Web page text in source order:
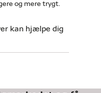
og mere trygt.
kan hjælpe dig